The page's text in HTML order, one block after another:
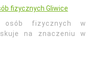
fizycznych Gliwice
osób fizycznych w
na znaczeniu w